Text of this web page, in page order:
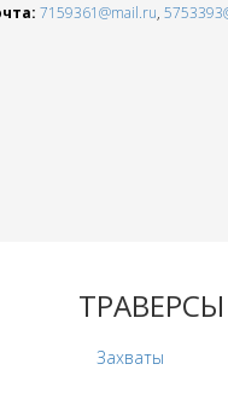
7159361@mail.ru,
Захваты